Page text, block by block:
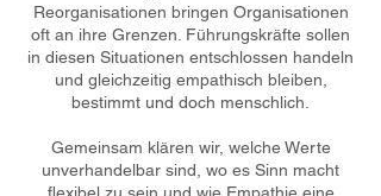
Reorganisationen bringen Organisationen
oft an ihre Grenzen. Führungskräfte sollen
in diesen Situationen entschlossen handeln
und gleichzeitig empathisch bleiben,
bestimmt und doch menschlich.
Gemeinsam klären wir, welche Werte
unverhandelbar sind, wo es Sinn macht